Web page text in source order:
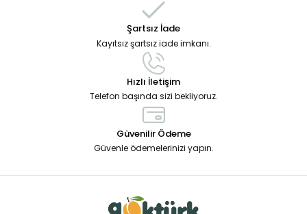
Şartsız İade
Kayıtsız şartsız iade imkanı.
Hızlı İletişim
Telefon başında sizi bekliyoruz.
Güvenilir Ödeme
Güvenle ödemelerinizi yapın.